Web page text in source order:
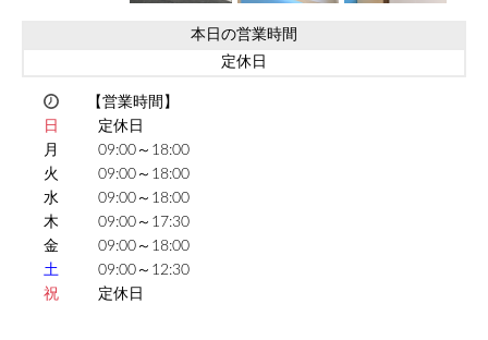
本日の営業時間
定休日
【営業時間】
日
定休日
月
09:00～18:00
火
09:00～18:00
水
09:00～18:00
木
09:00～17:30
金
09:00～18:00
土
09:00～12:30
祝
定休日